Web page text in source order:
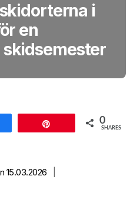
i
en
0
SHARES
15.03.2026